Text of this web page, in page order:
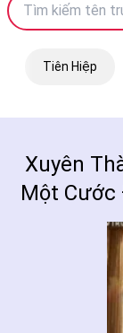
Tiên Hiệp
Xuyên
Một Cước